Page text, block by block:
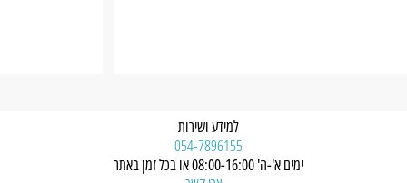
למידע ושירות
054-7896155
ימים א'-ה' 08:00-16:00 או בכל זמן באתר